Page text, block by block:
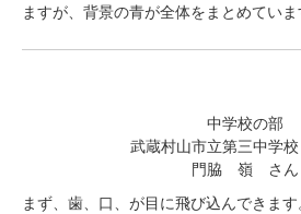
ますが、背景の青が全体をまとめていま
中学校の部
武蔵村山市立第三中学校
門脇 嶺 さん
まず、歯、口、が目に飛び込んできま